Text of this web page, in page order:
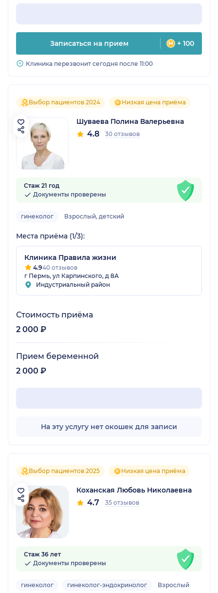
Записаться на прием + 100
Клиника перезвонит сегодня после 11:00
Выбор пациентов 2024 Низкая цена приёма
Шуваева Полина Валерьевна
4.8 30 отзывов
Стаж 21 год
Документы проверены
гинеколог Взрослый, детский
Места приёма (1/3):
Клиника Правила жизни
4.940 отзывов
г Пермь, ул Карпинского, д 8А
Индустриальный район
Стоимость приёма
2 000 ₽
Прием беременной
2 000 ₽
На эту услугу нет окошек для записи
Выбор пациентов 2025 Низкая цена приёма
Коханская Любовь Николаевна
4.7 35 отзывов
Стаж 36 лет
Документы проверены
гинеколог гинеколог-эндокринолог Взрослый